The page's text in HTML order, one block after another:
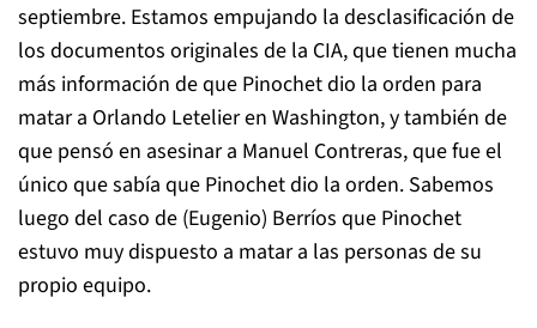
septiembre. Estamos empujando la desclasificación de
los documentos originales de la CIA, que tienen mucha
más información de que Pinochet dio la orden para
matar a Orlando Letelier en Washington, y también de
que pensó en asesinar a Manuel Contreras, que fue el
único que sabía que Pinochet dio la orden. Sabemos
luego del caso de (Eugenio) Berríos que Pinochet
estuvo muy dispuesto a matar a las personas de su
propio equipo.